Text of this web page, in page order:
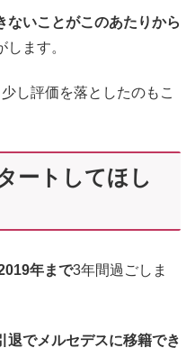
ないことがこのあたりから
ます。
し評価を落としたのもこ
ートしてほし
年まで3年間過ごしま
退でメルセデスに移籍でき